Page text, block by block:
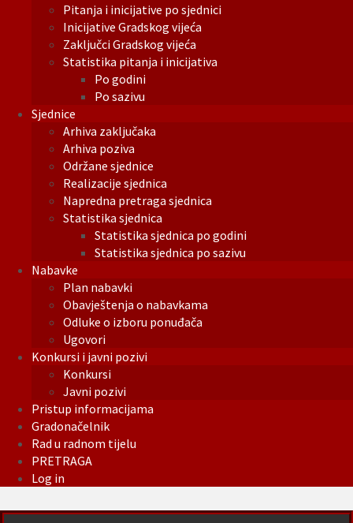
Pitanja i inicijative po sjednici
Inicijative Gradskog vijeća
Zaključci Gradskog vijeća
Statistika pitanja i inicijativa
Po godini
Po sazivu
Sjednice
Arhiva zaključaka
Arhiva poziva
Održane sjednice
Realizacije sjednica
Napredna pretraga sjednica
Statistika sjednica
Statistika sjednica po godini
Statistika sjednica po sazivu
Nabavke
Plan nabavki
Obavještenja o nabavkama
Odluke o izboru ponuđača
Ugovori
Konkursi i javni pozivi
Konkursi
Javni pozivi
Pristup informacijama
Gradonačelnik
Rad u radnom tijelu
PRETRAGA
Log in